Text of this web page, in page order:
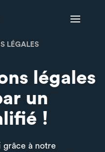
LÉGALES
légales
un
!
grâce à notre